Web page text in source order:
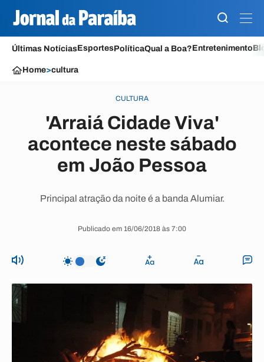
Últimas NotíciasEsportesPolíticaQual a Boa?Entretenimento
Home>cultura
CULTURA
'Arraiá Cidade Viva'
acontece neste sábado
em João Pessoa
Principal atração da noite é a banda Alumiar.
Publicado em 16/06/2018 às 7:00